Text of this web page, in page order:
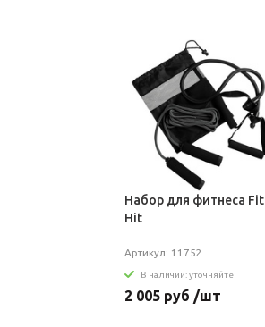
Набор для фитнеса Fit
Hit
Артикул: 11752
В наличии: уточняйте
2 005 руб /шт